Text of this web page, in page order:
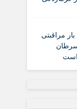
مراقبتی
سرطان
است